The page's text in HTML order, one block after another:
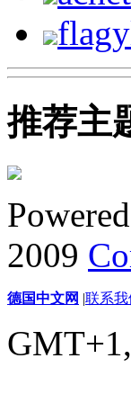
推荐主
2009
德国中文网 |联系我